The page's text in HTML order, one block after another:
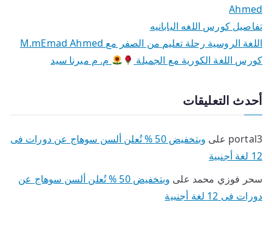
Ahmed
تفاصيل كورس اللغه اليابانيه
اللغة الروسية رحلة تعليم من الصفر مع M.mEmad Ahmed
كورس اللغة الكورية مع الجميلة
م. م ميرنا سيد
أحدث التعليقات
portal3 على
وبتخفيض 50 % تُعلن ألسن سوهاج عن دورات فى
12 لغة أجنبية
سحر فوزي محمد على
وبتخفيض 50 % تُعلن ألسن سوهاج عن
دورات فى 12 لغة أجنبية